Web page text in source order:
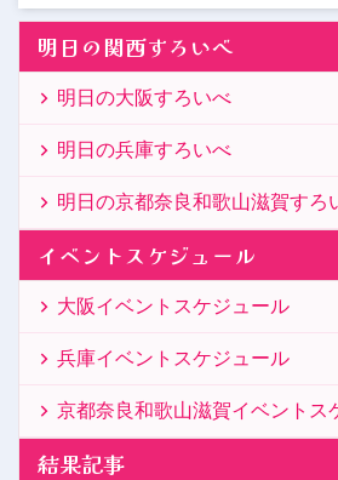
明日の関西すろいべ
明日の大阪すろいべ
明日の兵庫すろいべ
明日の京都奈良和歌山滋賀すろ
イベントスケジュール
大阪イベントスケジュール
兵庫イベントスケジュール
京都奈良和歌山滋賀イベントス
結果記事